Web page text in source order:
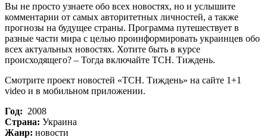
Вы не просто узнаете обо всех новостях, но и услышите
комментарии от самых авторитетных личностей, а также
прогнозы на будущее страны. Программа путешествует в
разные части мира с целью проинформировать украинцев обо
всех актуальных новостях. Хотите быть в курсе
происходящего? – Тогда включайте ТСН. Тиждень.
Смотрите проект новостей «ТСН. Тиждень» на сайте 1+1
video и в мобильном приложении.
Год: 2008
Страна: Украина
Жанр: новости